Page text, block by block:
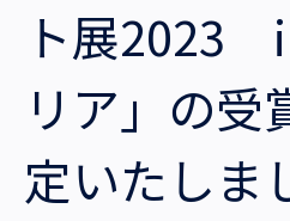
就労支援
業務支援
会社概要
役員一覧
拠点一覧
サステナビリティ
採用情報
ト展2023
リア」の受
定いたしま